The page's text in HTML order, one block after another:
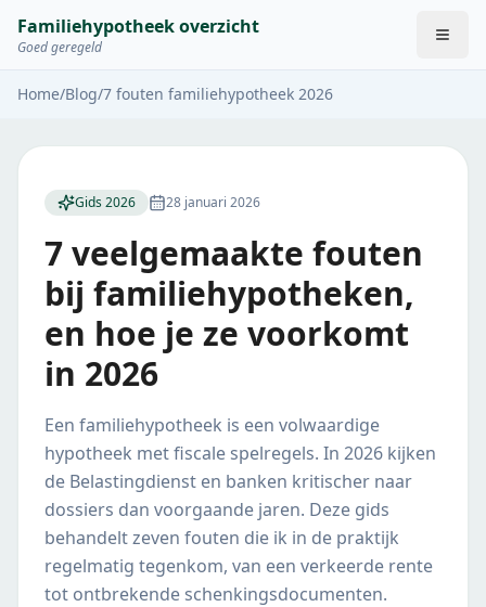
Familiehypotheek overzicht
Goed geregeld
Home/Blog/7 fouten familiehypotheek 2026
Gids 2026 28 januari 2026
7 veelgemaakte fouten
bij familiehypotheken,
en hoe je ze voorkomt
in 2026
Een familiehypotheek is een volwaardige
hypotheek met fiscale spelregels. In 2026 kijken
de Belastingdienst en banken kritischer naar
dossiers dan voorgaande jaren. Deze gids
behandelt zeven fouten die ik in de praktijk
regelmatig tegenkom, van een verkeerde rente
tot ontbrekende schenkingsdocumenten.